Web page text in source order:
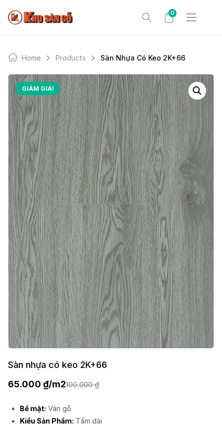
0
Home Products Sàn Nhựa Có Keo 2K+66
GIẢM GIÁ!
Sàn nhựa có keo 2K+66
100.000₫
65.000 ₫/m2
Bề mặt: Vân gỗ
Kiểu Sản Phẩm: Tấm dài